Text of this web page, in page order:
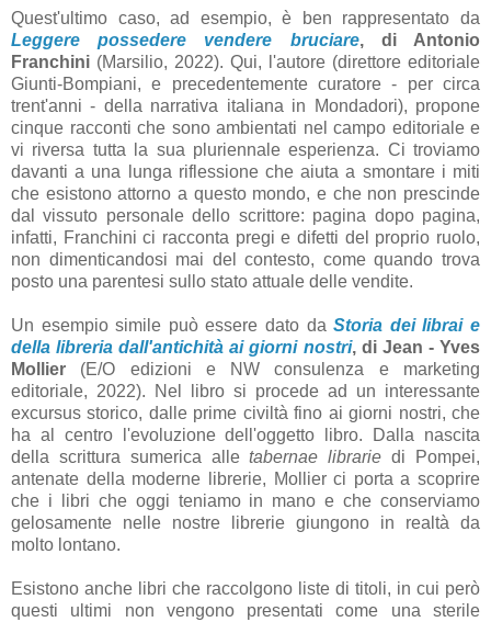
Quest'ultimo caso, ad esempio, è ben rappresentato da
Leggere possedere vendere bruciare, di Antonio
Franchini (Marsilio, 2022). Qui, l'autore (direttore editoriale
Giunti-Bompiani, e precedentemente curatore - per circa
trent'anni - della narrativa italiana in Mondadori), propone
cinque racconti che sono ambientati nel campo editoriale e
vi riversa tutta la sua pluriennale esperienza. Ci troviamo
davanti a una lunga riflessione che aiuta a smontare i miti
che esistono attorno a questo mondo, e che non prescinde
dal vissuto personale dello scrittore: pagina dopo pagina,
infatti, Franchini ci racconta pregi e difetti del proprio ruolo,
non dimenticandosi mai del contesto, come quando trova
posto una parentesi sullo stato attuale delle vendite.
Un esempio simile può essere dato da Storia dei librai e
della libreria dall'antichità ai giorni nostri, di Jean - Yves
Mollier (E/O edizioni e NW consulenza e marketing
editoriale, 2022). Nel libro si procede ad un interessante
excursus storico, dalle prime civiltà fino ai giorni nostri, che
ha al centro l'evoluzione dell'oggetto libro. Dalla nascita
della scrittura sumerica alletabernae librarie di Pompei,
antenate della moderne librerie, Mollier ci porta a scoprire
che i libri che oggi teniamo in mano e che conserviamo
gelosamente nelle nostre librerie giungono in realtà da
molto lontano.
Esistono anche libri che raccolgono liste di titoli, in cui però
questi ultimi non vengono presentati come una sterile